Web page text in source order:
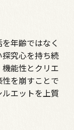
年齢ではなく
究心を持ち続
能性とクリエ
を崩すことで
エットを上質